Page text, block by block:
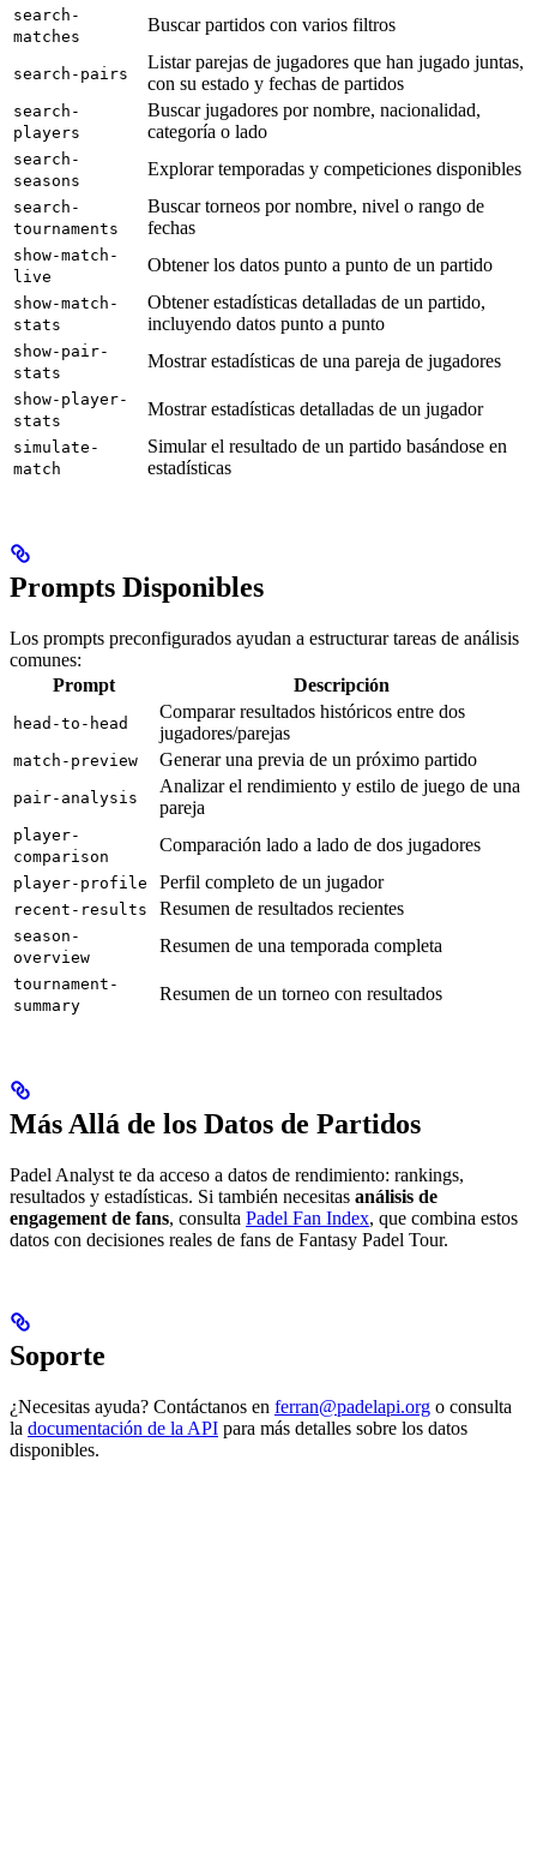
search-
matches
Buscar partidos con varios filtros
search-pairs
Listar parejas de jugadores que han jugado juntas,
con su estado y fechas de partidos
search-
players
Buscar jugadores por nombre, nacionalidad,
categoría o lado
search-
seasons
Explorar temporadas y competiciones disponibles
search-
tournaments
Buscar torneos por nombre, nivel o rango de
fechas
show-match-
live
Obtener los datos punto a punto de un partido
show-match-
stats
Obtener estadísticas detalladas de un partido,
incluyendo datos punto a punto
show-pair-
stats
Mostrar estadísticas de una pareja de jugadores
show-player-
stats
Mostrar estadísticas detalladas de un jugador
simulate-
match
Simular el resultado de un partido basándose en
estadísticas
Prompts Disponibles
Los prompts preconfigurados ayudan a estructurar tareas de análisis
comunes:
Prompt
Descripción
head-to-head
Comparar resultados históricos entre dos
jugadores/parejas
match-preview Generar una previa de un próximo partido
pair-analysis
Analizar el rendimiento y estilo de juego de una
pareja
player-
comparison
Comparación lado a lado de dos jugadores
player-profile Perfil completo de un jugador
recent-results Resumen de resultados recientes
season-
overview
Resumen de una temporada completa
tournament-
summary
Resumen de un torneo con resultados
Más Allá de los Datos de Partidos
Padel Analyst te da acceso a datos de rendimiento: rankings,
resultados y estadísticas. Si también necesitas análisis de
engagement de fans, consulta Padel Fan Index, que combina estos
datos con decisiones reales de fans de Fantasy Padel Tour.
Soporte
¿Necesitas ayuda? Contáctanos en ferran@padelapi.org o consulta
la documentación de la API para más detalles sobre los datos
disponibles.